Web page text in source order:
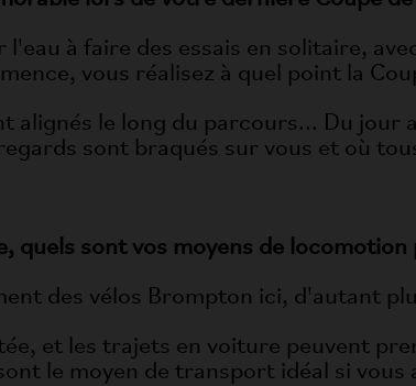
l'eau à faire des essais en solitaire,
vous réalisez à quel point la
alignés le long du parcours... Du jour
sont braqués sur vous et où
quels sont vos moyens de locomotion
des vélos Brompton ici, d'autant
et les trajets en voiture peuvent
le moyen de transport idéal si